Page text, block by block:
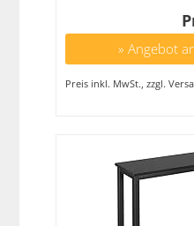
» Angebot
Preis inkl. MwSt., zzgl.